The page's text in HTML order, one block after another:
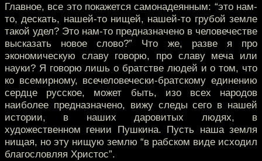
Главное, все это покажется самонадеянным: “это нам-
то, дескать, нашей-то нищей, нашей-то грубой земле
такой удел? Это нам-то предназначено в человечестве
высказать новое слово?” Что же, разве я про
экономическую славу говорю, про славу меча или
науки? Я говорю лишь о братстве людей и о том, что
ко всемирному, всечеловечески-братскому единению
сердце русское, может быть, изо всех народов
наиболее предназначено, вижу следы сего в нашей
истории, в наших даровитых людях, в
художественном гении Пушкина. Пусть наша земля
нищая, но эту нищую землю “в рабском виде исходил
благословляя Христос”.